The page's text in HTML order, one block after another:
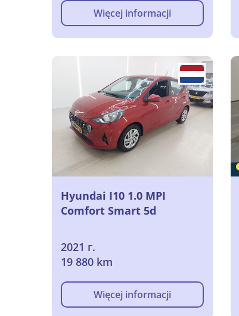
Więcej informacji
Hyundai I10 1.0 MPI
Comfort Smart 5d
2021 г.
19 880 km
Więcej informacji